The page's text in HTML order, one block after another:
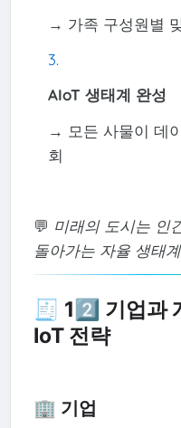
→ 가족 구성원별
AIoT 생태계 완성
→ 모든 사물이 데
회
💬 미래의 도시는 인
돌아가는 자율 생태
🧾 12️⃣ 기업과
IoT 전략
🏢 기업